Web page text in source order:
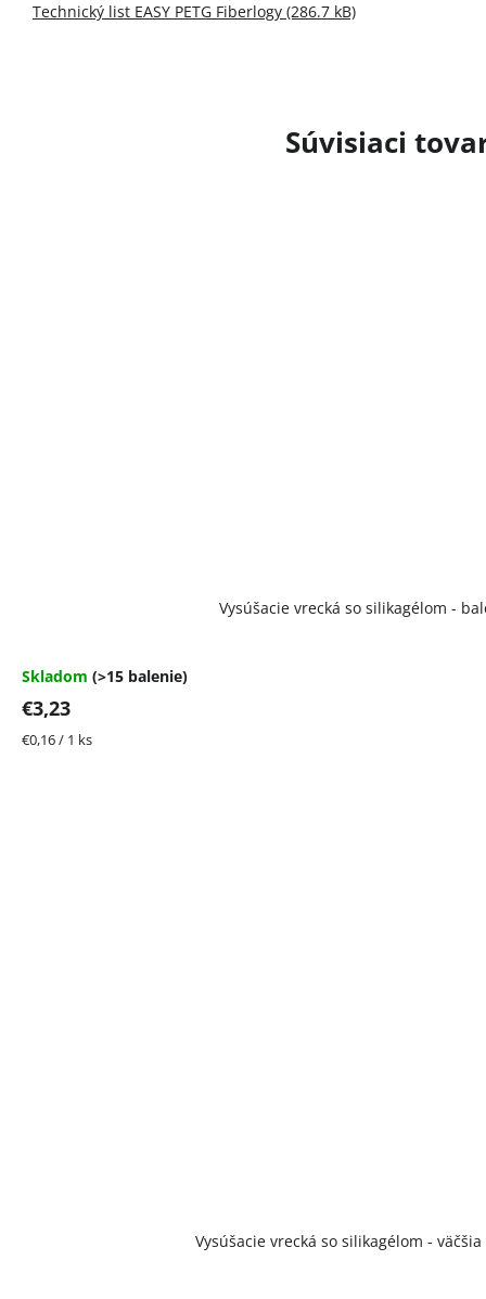
Súvisiaci
Vysúšacie vrecká so silikagélom -
Skladom (>15 balenie)
€3,23
Jednotková
€0,16 / 1 ks
Vysúšacie vrecká so silikagélom -
Technický list EASY PETG Fiberlogy (286.7 kB)